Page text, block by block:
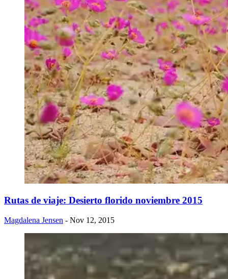
Rutas de viaje: Desierto florido noviembre 2015
Magdalena Jensen - Nov 12, 2015